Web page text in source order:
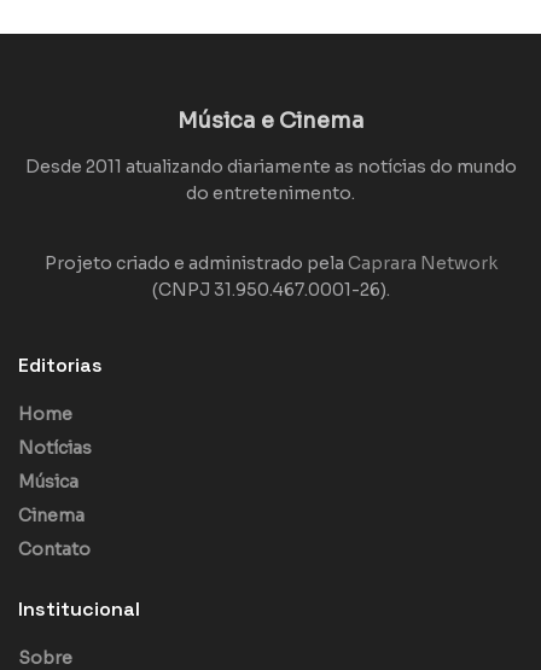
Música e Cinema
Desde 2011 atualizando diariamente as notícias do mundo
do entretenimento.
Projeto criado e administrado pela Caprara Network
(CNPJ 31.950.467.0001-26).
Editorias
Home
Notícias
Música
Cinema
Contato
Institucional
Sobre